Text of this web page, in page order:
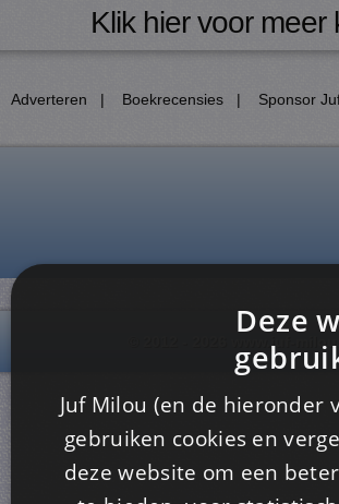
Klik hier voor
Adverteren | Boekrecensies | Sponsor
Deze
Juf Milou (en de
gebruiken cookies en
deze website om een